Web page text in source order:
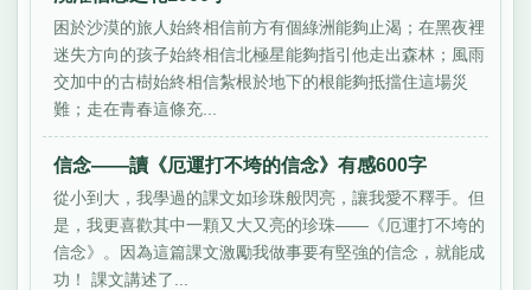
困於沙漠的旅人始終相信前方有個綠洲能夠止渴；在黑夜裡
迷失方向的孩子始終相信北極星能夠指引他走出森林；風雨
交加中的古樹始終相信紮根於地下的根能夠抵擋住這場災
難；走在青春這條充...
信念——讀《厄運打不垮的信念》有感600字
從小到大，我學過的課文如珍珠般閃亮，讓我愛不釋手。但
是，我更喜歡其中一顆又大又亮的珍珠——《厄運打不垮的
信念》。因為這篇課文激勵我做事要有堅強的信念，就能成
功！ 課文講述了...